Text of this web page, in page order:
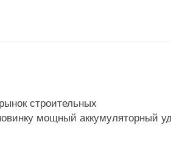
строительных
мощный аккумуляторный